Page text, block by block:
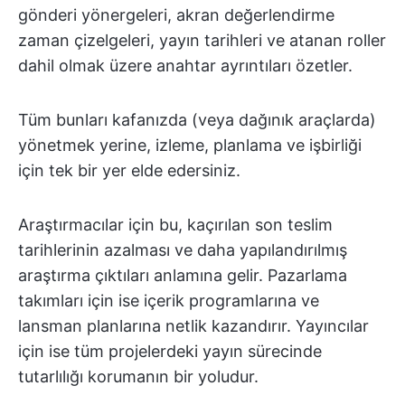
gönderi yönergeleri, akran değerlendirme
zaman çizelgeleri, yayın tarihleri ve atanan roller
dahil olmak üzere anahtar ayrıntıları özetler.
Tüm bunları kafanızda (veya dağınık araçlarda)
yönetmek yerine, izleme, planlama ve işbirliği
için tek bir yer elde edersiniz.
Araştırmacılar için bu, kaçırılan son teslim
tarihlerinin azalması ve daha yapılandırılmış
araştırma çıktıları anlamına gelir. Pazarlama
takımları için ise içerik programlarına ve
lansman planlarına netlik kazandırır. Yayıncılar
için ise tüm projelerdeki yayın sürecinde
tutarlılığı korumanın bir yoludur.